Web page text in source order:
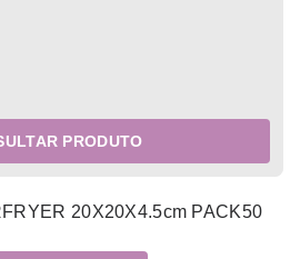
PRODUTO
20X20X4.5cm PACK50